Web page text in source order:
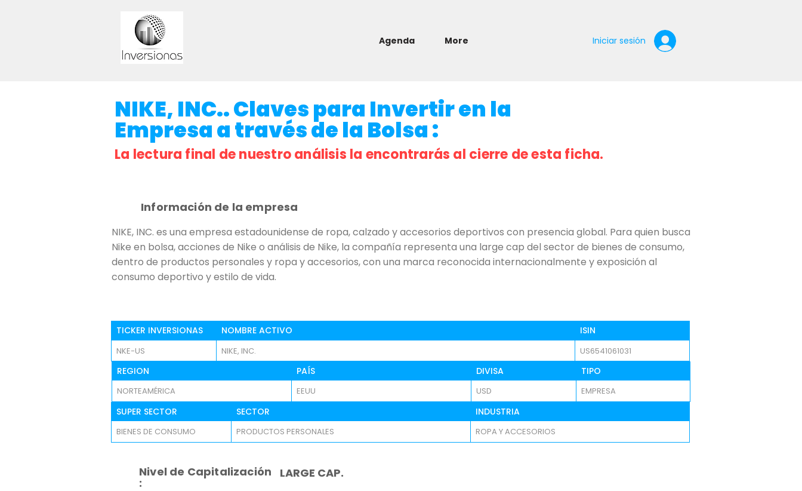
Agenda More Iniciar sesión
NIKE, INC.. Claves para Invertir en la
Empresa a través de la Bolsa :
La lectura final de nuestro análisis la encontrarás al cierre de esta ficha.
Información de la empresa
NIKE, INC. es una empresa estadounidense de ropa, calzado y accesorios deportivos con presencia global. Para quien busca
Nike en bolsa, acciones de Nike o análisis de Nike, la compañía representa una large cap del sector de bienes de consumo,
dentro de productos personales y ropa y accesorios, con una marca reconocida internacionalmente y exposición al
consumo deportivo y estilo de vida.
TICKER INVERSIONAS NOMBRE ACTIVO ISIN
NKE-US NIKE, INC. US6541061031
REGION PAÍS DIVISA TIPO
NORTEAMÉRICA EEUU USD EMPRESA
SUPER SECTOR SECTOR INDUSTRIA
BIENES DE CONSUMO PRODUCTOS PERSONALES ROPA Y ACCESORIOS
Nivel de Capitalización
:
LARGE CAP.